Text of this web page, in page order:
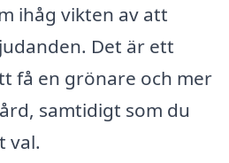
ihåg vikten av att
Det är ett
få en grönare och mer
samtidigt som du
val.